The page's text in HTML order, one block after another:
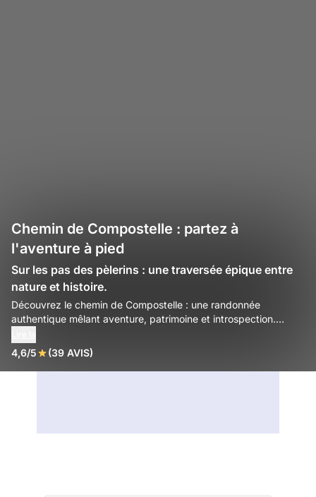
Chemin de Compostelle : partez à
l'aventure à pied
Sur les pas des pèlerins : une traversée épique entre
nature et histoire.
Découvrez le chemin de Compostelle : une randonnée
authentique mêlant aventure, patrimoine et introspection.
4,6/5 (39 AVIS)